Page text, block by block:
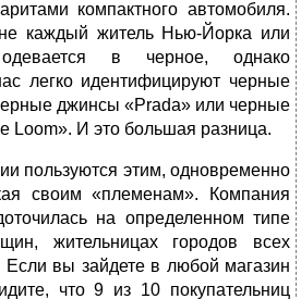
компактного автомобиля.
каждый житель Нью‑Йорка или
одевается в черное, однако
легко идентифицируют черные
джинсы «Prada» или черные
Loom». И это большая разница.
пользуются этим, одновременно
своим «племенам». Компания
на определенном типе
жительницах городов всех
Если вы зайдете в любой магазин
что 9 из 10 покупательниц